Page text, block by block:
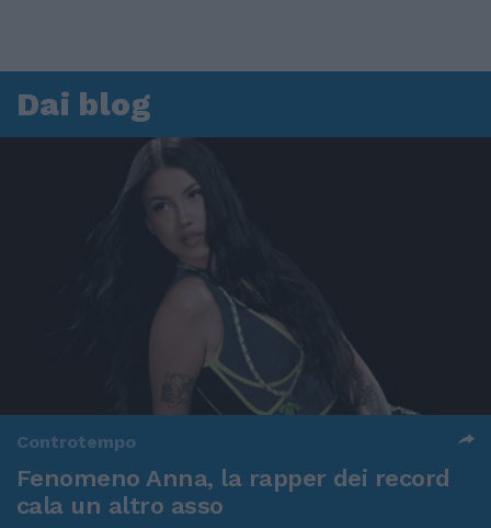
Dai blog
Controtempo
Fenomeno Anna, la rapper dei record
cala un altro asso